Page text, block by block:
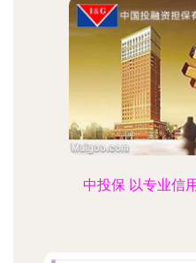
中投保 以专业信